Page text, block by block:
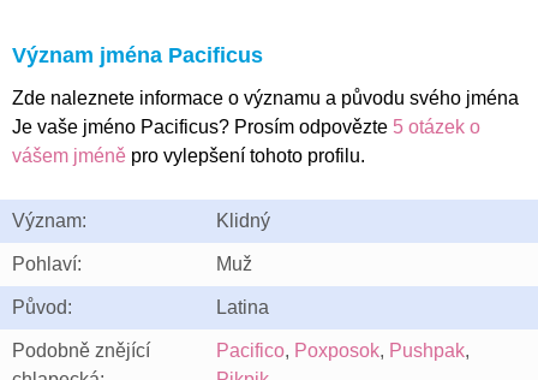
Význam jména Pacificus
Zde naleznete informace o významu a původu svého jména
Je vaše jméno Pacificus? Prosím odpovězte 5 otázek o
vášem jméně pro vylepšení tohoto profilu.
Význam: Klidný
Pohlaví: Muž
Původ: Latina
Podobně znějící
Pacifico, Poxposok, Pushpak,